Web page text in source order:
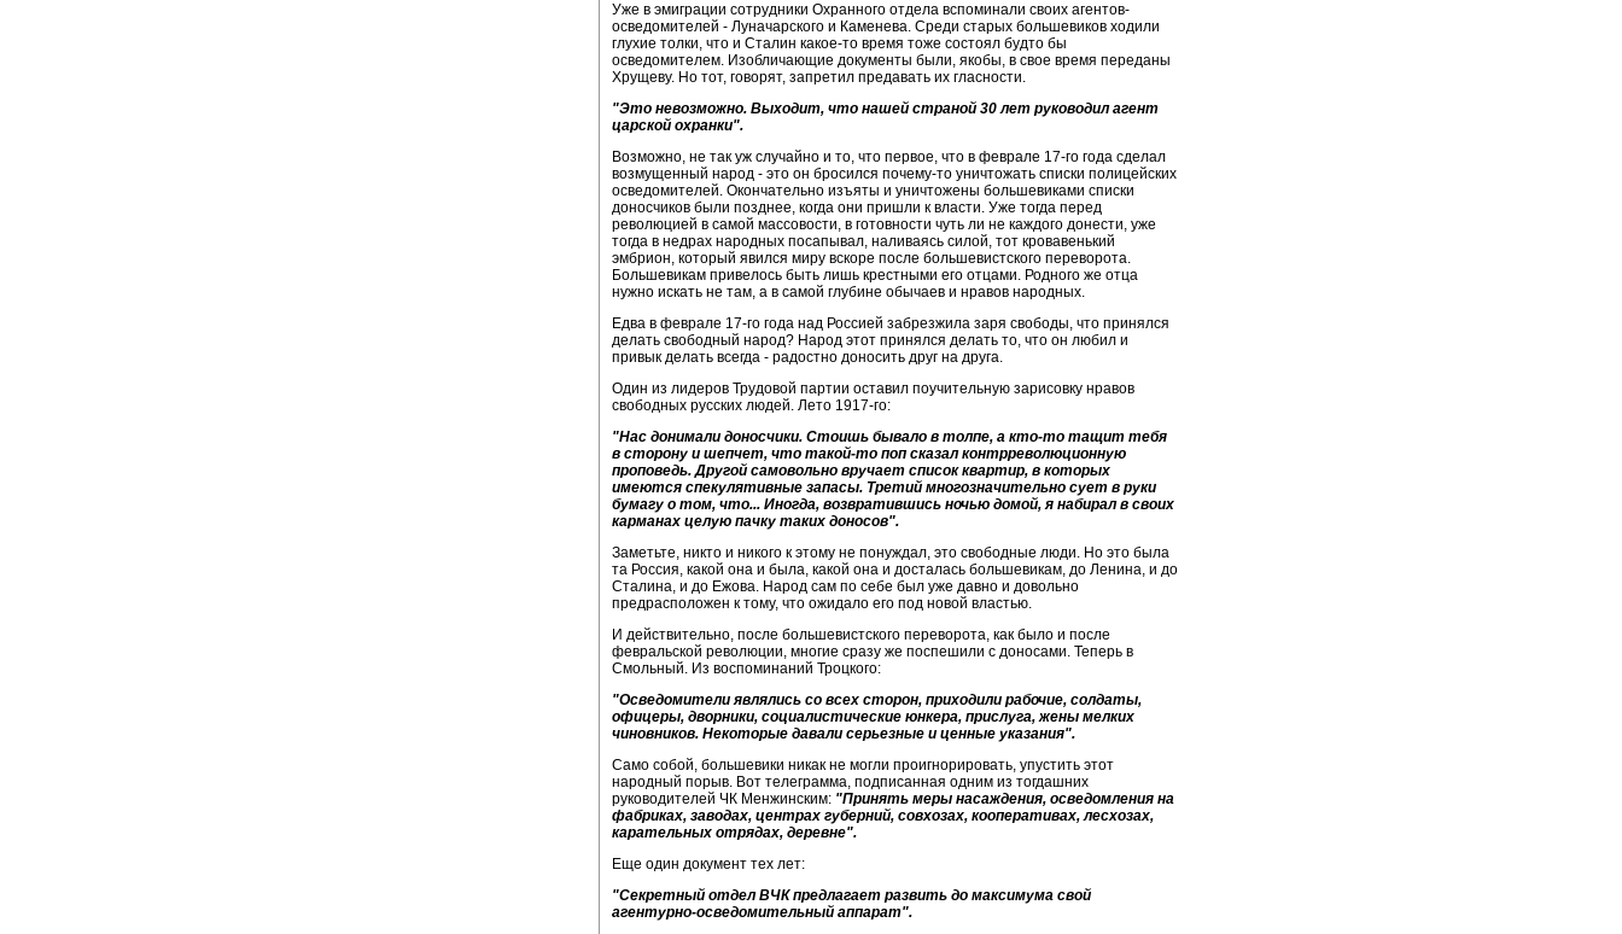
Уже в эмиграции сотрудники Охранного отдела вспоминали своих агентов-
осведомителей - Луначарского и Каменева. Среди старых большевиков ходили
глухие толки, что и Сталин какое-то время тоже состоял будто бы
осведомителем. Изобличающие документы были, якобы, в свое время переданы
Хрущеву. Но тот, говорят, запретил предавать их гласности.
"Это невозможно. Выходит, что нашей страной 30 лет руководил агент
царской охранки".
Возможно, не так уж случайно и то, что первое, что в феврале 17-го года сделал
возмущенный народ - это он бросился почему-то уничтожать списки полицейских
осведомителей. Окончательно изъяты и уничтожены большевиками списки
доносчиков были позднее, когда они пришли к власти. Уже тогда перед
революцией в самой массовости, в готовности чуть ли не каждого донести, уже
тогда в недрах народных посапывал, наливаясь силой, тот кровавенький
эмбрион, который явился миру вскоре после большевистского переворота.
Большевикам привелось быть лишь крестными его отцами. Родного же отца
нужно искать не там, а в самой глубине обычаев и нравов народных.
Едва в феврале 17-го года над Россией забрезжила заря свободы, что принялся
делать свободный народ? Народ этот принялся делать то, что он любил и
привык делать всегда - радостно доносить друг на друга.
Один из лидеров Трудовой партии оставил поучительную зарисовку нравов
свободных русских людей. Лето 1917-го:
"Нас донимали доносчики. Стоишь бывало в толпе, а кто-то тащит тебя
в сторону и шепчет, что такой-то поп сказал контрреволюционную
проповедь. Другой самовольно вручает список квартир, в которых
имеются спекулятивные запасы. Третий многозначительно сует в руки
бумагу о том, что... Иногда, возвратившись ночью домой, я набирал в своих
карманах целую пачку таких доносов".
Заметьте, никто и никого к этому не понуждал, это свободные люди. Но это была
та Россия, какой она и была, какой она и досталась большевикам, до Ленина, и до
Сталина, и до Ежова. Народ сам по себе был уже давно и довольно
предрасположен к тому, что ожидало его под новой властью.
И действительно, после большевистского переворота, как было и после
февральской революции, многие сразу же поспешили с доносами. Теперь в
Смольный. Из воспоминаний Троцкого:
"Осведомители являлись со всех сторон, приходили рабочие, солдаты,
офицеры, дворники, социалистические юнкера, прислуга, жены мелких
чиновников. Некоторые давали серьезные и ценные указания".
Само собой, большевики никак не могли проигнорировать, упустить этот
народный порыв. Вот телеграмма, подписанная одним из тогдашних
руководителей ЧК Менжинским: "Принять меры насаждения, осведомления на
фабриках, заводах, центрах губерний, совхозах, кооперативах, лесхозах,
карательных отрядах, деревне".
Еще один документ тех лет:
"Секретный отдел ВЧК предлагает развить до максимума свой
агентурно-осведомительный аппарат".